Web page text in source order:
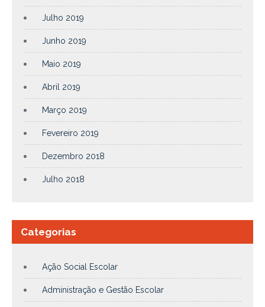
Julho 2019
Junho 2019
Maio 2019
Abril 2019
Março 2019
Fevereiro 2019
Dezembro 2018
Julho 2018
Categorias
Ação Social Escolar
Administração e Gestão Escolar